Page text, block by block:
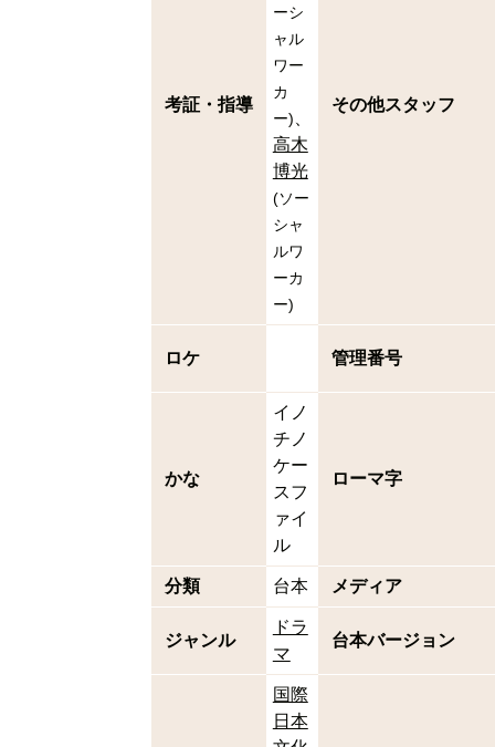
考証・指導
ーシ
ャル
ワー
カ
ー)
高木
博光
(ソー
シャ
ルワ
ーカ
ー)
その他スタッフ
ロケ 管理番号
かな
イノ
チノ
ケー
スフ
ァイ
ル
ローマ字
分類 台本 メディア
ジャンル
ドラ
マ
台本バージョン
国際
日本